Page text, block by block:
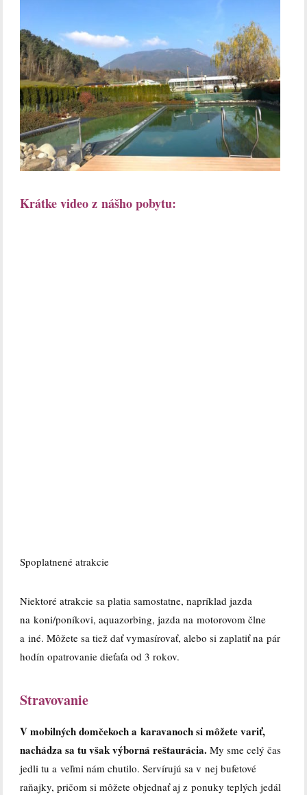
Krátke video z nášho pobytu:
Spoplatnené atrakcie
Niektoré atrakcie sa platia samostatne, napríklad jazda
na koni/poníkovi, aquazorbing, jazda na motorovom člne
a iné. Môžete sa tiež dať vymasírovať, alebo si zaplatiť na pár
hodín opatrovanie dieťaťa od 3 rokov.
Stravovanie
V mobilných domčekoch a karavanoch si môžete variť,
nachádza sa tu však výborná reštaurácia. My sme celý čas
jedli tu a veľmi nám chutilo. Servírujú sa v nej bufetové
raňajky, pričom si môžete objednať aj z ponuky teplých jedál